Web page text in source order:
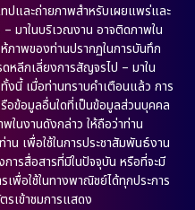
ปและถ่ายภาพสำหรับเผยแพร่และ
มาในบริเวณงาน อาจติดภาพใน
ภาพของท่านปรากฏในการบันทึก
หลีกเลี่ยงการสัญจรไป – มาใน
งนี้ เมื่อท่านทราบคำเตือนแล้ว การ
อข้อมูลอื่นใดที่เป็นข้อมูลส่วนบุคคล
ในงานดังกล่าว ให้ถือว่าท่าน
น เพื่อใช้ในการประชาสัมพันธ์งาน
ารสื่อสารที่มีในปัจจุบัน หรือที่จะมี
เพื่อใช้ในทางพาณิชย์ได้ทุกประการ
รเข้าชมการแสดง